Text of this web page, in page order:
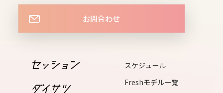
15
tue
17
thu
お問合わせ
スケジュール
Freshモデル一覧